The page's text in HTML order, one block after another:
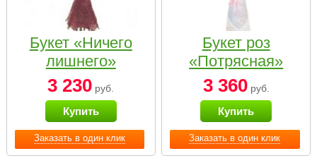
Заказать в один клик
Букет «Ничего
лишнего»
3 230 руб.
Купить
Заказать в один клик
Букет роз
«Потрясная»
3 360руб.
Купить